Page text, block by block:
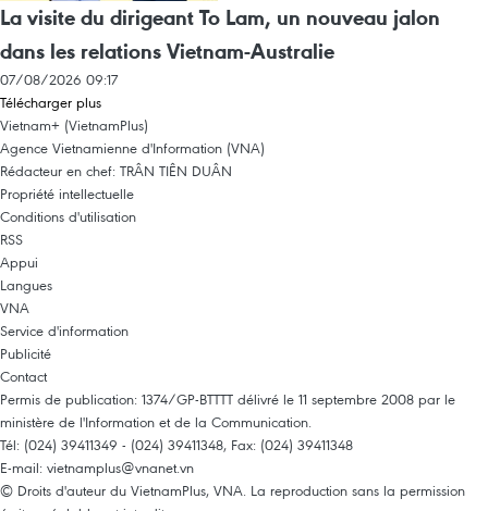
La visite du dirigeant To Lam, un nouveau jalon
dans les relations Vietnam-Australie
07/08/2026 09:17
Télécharger plus
Vietnam+ (VietnamPlus)
Agence Vietnamienne d'Information (VNA)
Rédacteur en chef: TRÂN TIÊN DUÂN
Propriété intellectuelle
Conditions d'utilisation
RSS
Appui
Langues
VNA
Service d'information
Publicité
Contact
Permis de publication: 1374/GP-BTTTT délivré le 11 septembre 2008 par le
ministère de l'Information et de la Communication.
Tél: (024) 39411349 - (024) 39411348, Fax: (024) 39411348
E-mail: vietnamplus@vnanet.vn
© Droits d'auteur du VietnamPlus, VNA. La reproduction sans la permission